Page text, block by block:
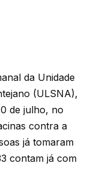
da Unidade
(ULSNA),
de julho, no
contra a
já tomaram
contam já com